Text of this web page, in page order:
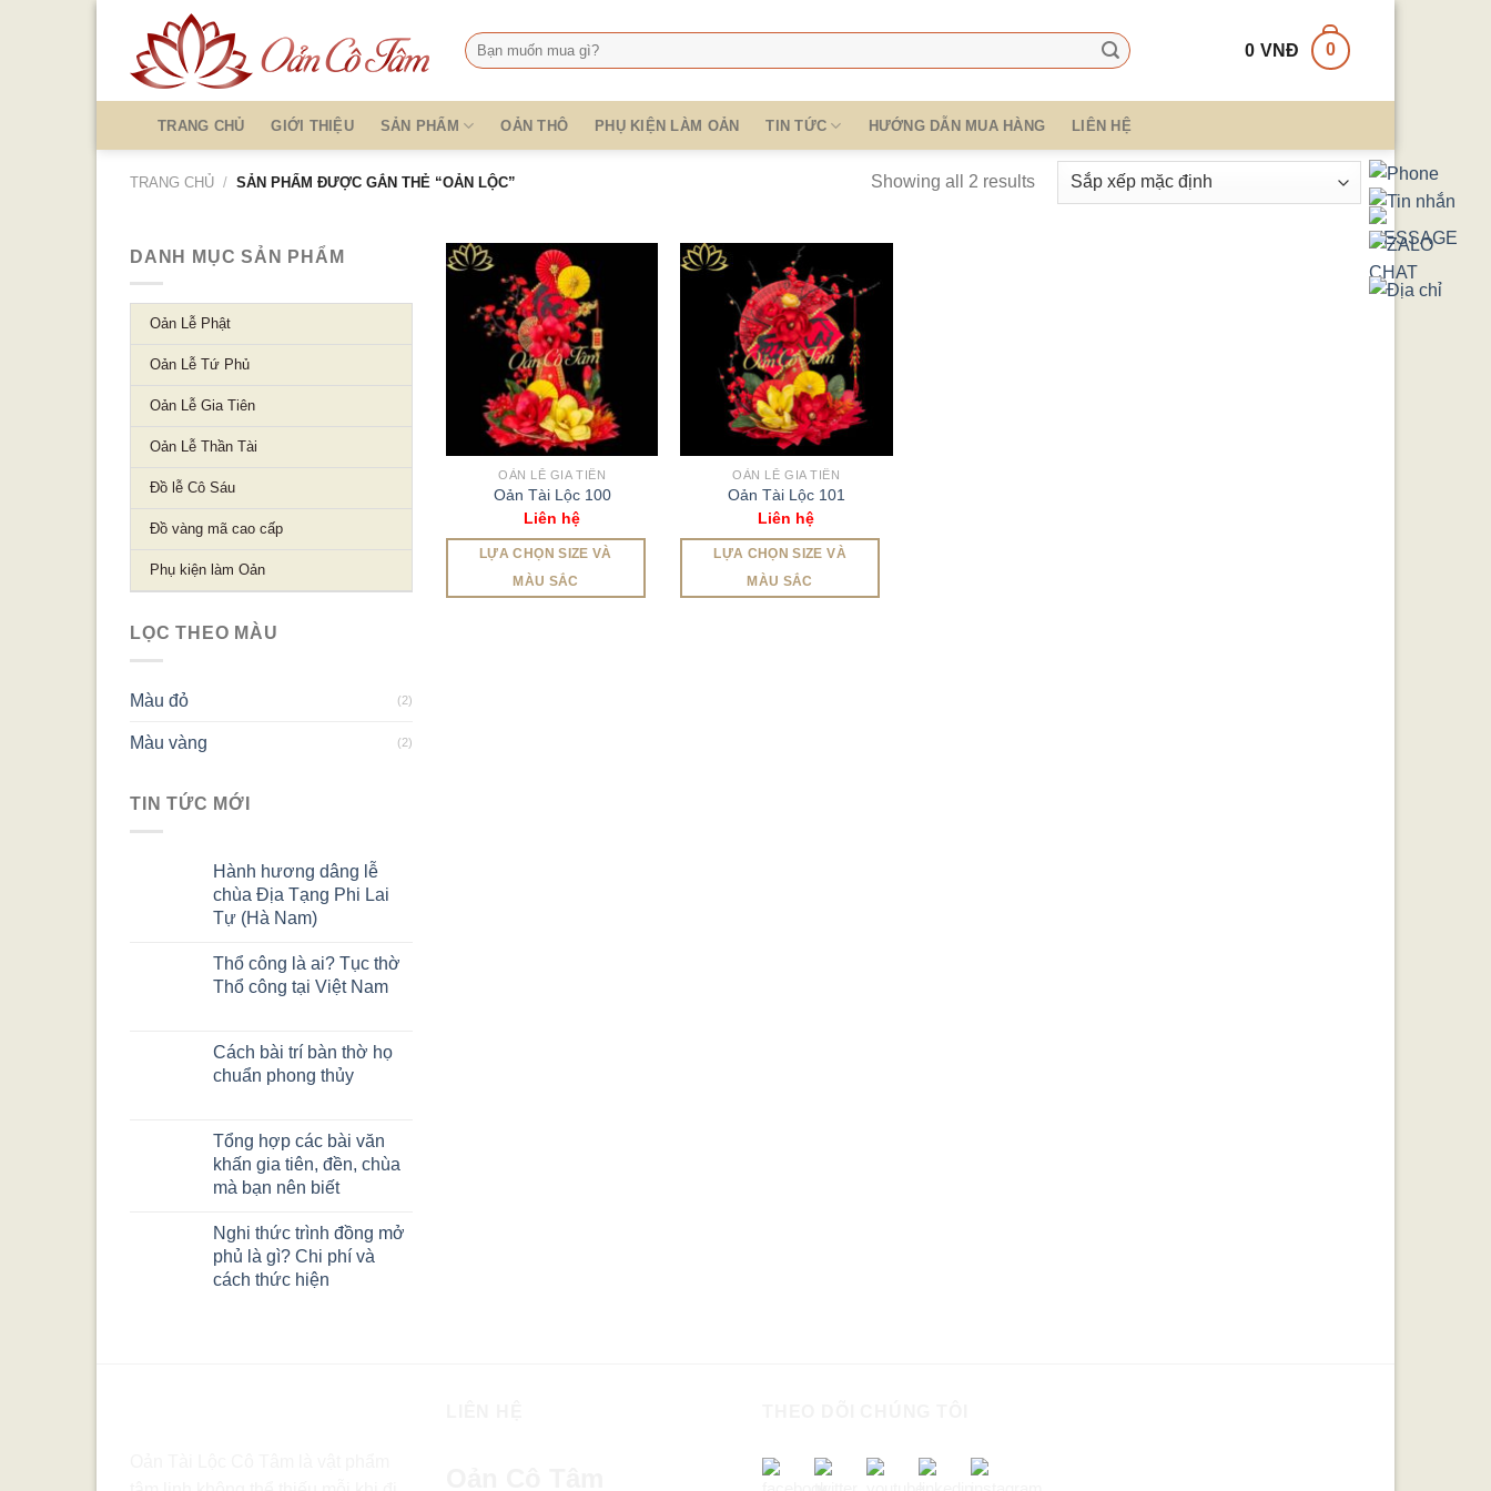
content
Tìm
kiếm:
0 VNĐ 0
TRANG CHỦ GIỚI THIỆU SẢN PHẨM OẢN THÔ PHỤ KIỆN LÀM OẢN TIN TỨC HƯỚNG DẪN MUA HÀNG LIÊN HỆ
TRANG CHỦ / SẢN PHẨM ĐƯỢC GẮN THẺ “OẢN LỘC” Showing all 2 results
DANH MỤC SẢN PHẨM
Oản Lễ Phật
Oản Lễ Tứ Phủ
Oản Lễ Gia Tiên
Oản Lễ Thần Tài
Đồ lễ Cô Sáu
Đồ vàng mã cao cấp
Phụ kiện làm Oản
LỌC THEO MÀU
Màu đỏ (2)
Màu vàng (2)
TIN TỨC MỚI
Hành hương dâng lễ
chùa Địa Tạng Phi Lai
Tự (Hà Nam)
Thổ công là ai? Tục thờ
Thổ công tại Việt Nam
Cách bài trí bàn thờ họ
chuẩn phong thủy
Tổng hợp các bài văn
khấn gia tiên, đền, chùa
mà bạn nên biết
Nghi thức trình đồng mở
phủ là gì? Chi phí và
cách thức hiện
OẢN LỄ GIA TIÊN
Oản Tài Lộc 100
Liên hệ
LỰA CHỌN SIZE VÀ
MÀU SẮC
OẢN LỄ GIA TIÊN
Oản Tài Lộc 101
Liên hệ
LỰA CHỌN SIZE VÀ
MÀU SẮC